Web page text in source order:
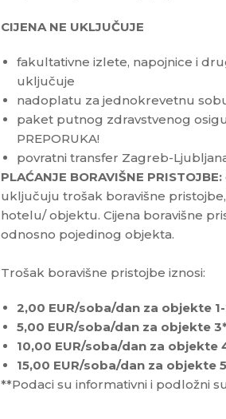
CIJENA NE UKLJUČUJE
fakultativne izlete, napojnice i
uključuje
nadoplatu za jednokrevetnu
paket putnog zdravstvenog
PREPORUKA!
povratni transfer Zagreb-
PLAĆANJE BORAVIŠNE PRISTOJBE:
uključuju trošak boravišne
hotelu/ objektu. Cijena boravišne
odnosno pojedinog objekta.
Trošak boravišne pristojbe iznosi:
2,00 EUR/soba/dan za objekte
5,00 EUR/soba/dan za objekte 3*
10,00 EUR/soba/dan za objekte
15,00 EUR/soba/dan za objekte
**Podaci su informativni i podložni